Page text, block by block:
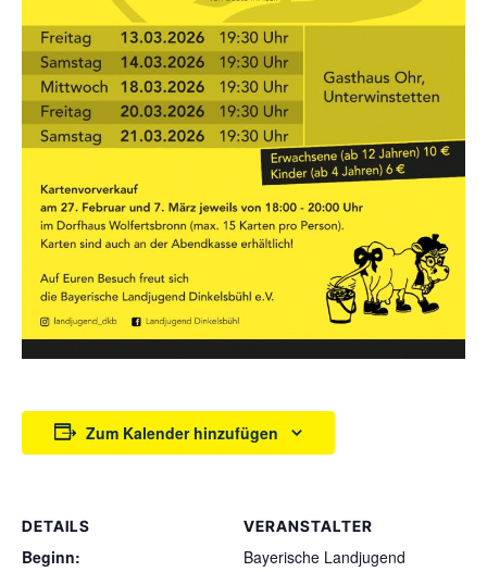
Zum Kalender hinzufügen
DETAILS
Beginn:
VERANSTALTER
Bayerische Landjugend